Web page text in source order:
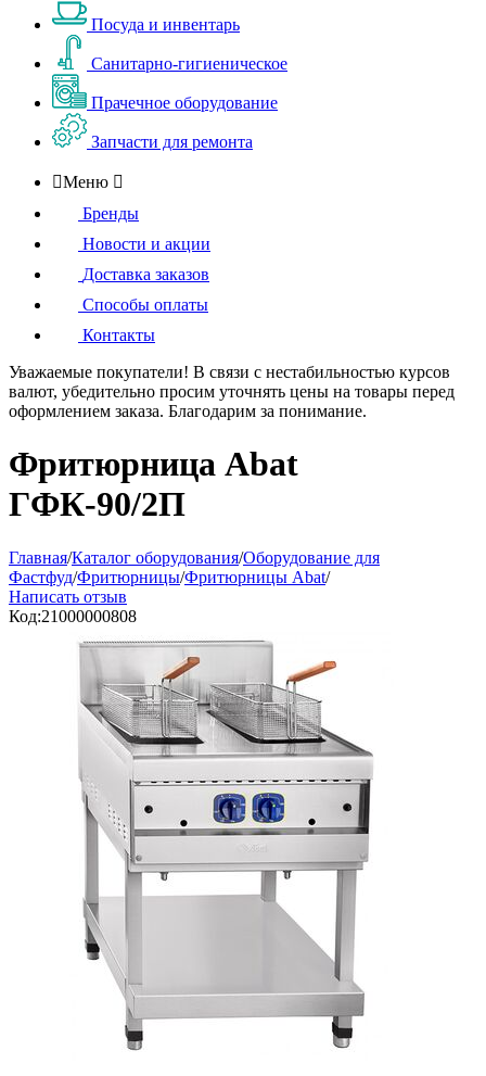
Посуда и инвентарь
Санитарно-гигиеническое
Прачечное оборудование
Запчасти для ремонта
Меню 
Бренды
Новости и акции
Доставка заказов
Способы оплаты
Контакты
Уважаемые покупатели! В связи с нестабильностью курсов
валют, убедительно просим уточнять цены на товары перед
оформлением заказа. Благодарим за понимание.
Фритюрница Abat
ГФК-90/2П
Главная/Каталог оборудования/Оборудование для
Фастфуд/Фритюрницы/Фритюрницы Abat/
Написать отзыв
Код:21000000808